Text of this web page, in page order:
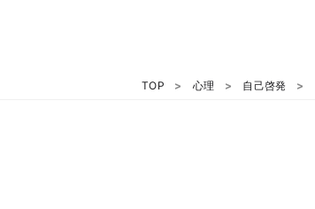
TOP 心理 自己啓発